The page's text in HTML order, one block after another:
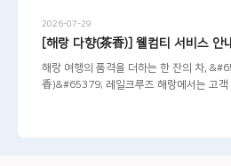
2026-07-29
[해랑 다향(茶香)] 웰컴티 서비스 안
해랑 여행의 품격을 더하는 한 잔의 차,
香)&#65379; 레일크루즈 해랑에서는 고객